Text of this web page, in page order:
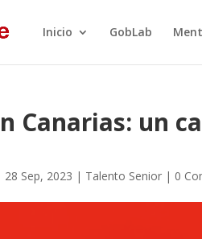
Inicio GobLab
Canarias: un
28 Sep, 2023 | Talento Senior | 0